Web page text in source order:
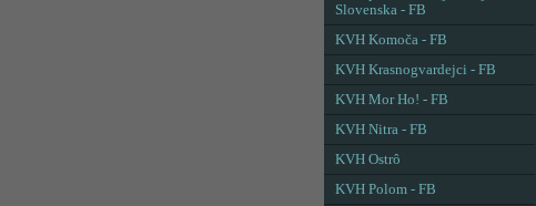
Slovenska - FB
KVH Komoča - FB
KVH Krasnogvardejci - FB
KVH Mor Ho! - FB
KVH Nitra - FB
KVH Ostrô
KVH Polom - FB